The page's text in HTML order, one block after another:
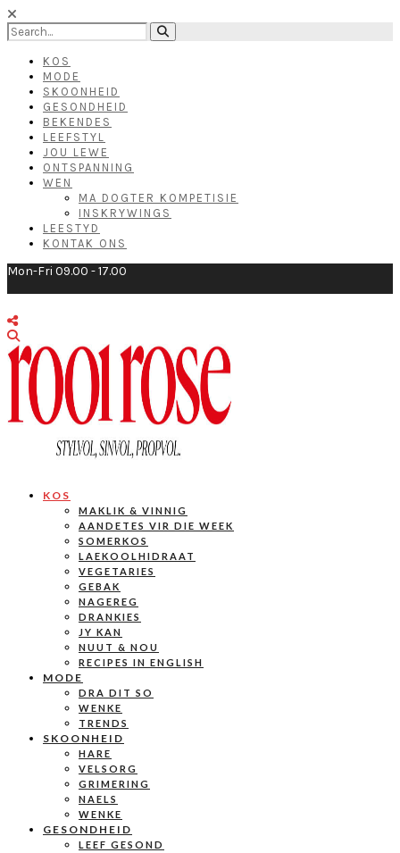
KOS
MODE
SKOONHEID
GESONDHEID
BEKENDES
LEEFSTYL
JOU LEWE
ONTSPANNING
WEN
MA DOGTER KOMPETISIE
INSKRYWINGS
LEESTYD
KONTAK ONS
Mon-Fri 09.00 - 17.00
KOS
MAKLIK & VINNIG
AANDETES VIR DIE WEEK
SOMERKOS
LAEKOOLHIDRAAT
VEGETARIES
GEBAK
NAGEREG
DRANKIES
JY KAN
NUUT & NOU
RECIPES IN ENGLISH
MODE
DRA DIT SO
WENKE
TRENDS
SKOONHEID
HARE
VELSORG
GRIMERING
NAELS
WENKE
GESONDHEID
LEEF GESOND